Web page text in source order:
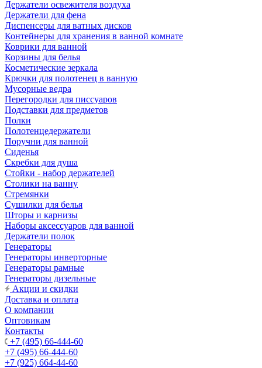
Держатели освежителя воздуха
Держатели для фена
Диспенсеры для ватных дисков
Контейнеры для хранения в ванной комнате
Коврики для ванной
Корзины для белья
Косметические зеркала
Крючки для полотенец в ванную
Мусорные ведра
Перегородки для писсуаров
Подставки для предметов
Полки
Полотенцедержатели
Поручни для ванной
Сиденья
Скребки для душа
Стойки - набор держателей
Столики на ванну
Стремянки
Сушилки для белья
Шторы и карнизы
Наборы аксессуаров для ванной
Держатели полок
Генераторы
Генераторы инверторные
Генераторы рамные
Генераторы дизельные
Акции и скидки
Доставка и оплата
О компании
Оптовикам
Контакты
+7 (495) 66-444-60
+7 (495) 66-444-60
+7 (925) 664-44-60